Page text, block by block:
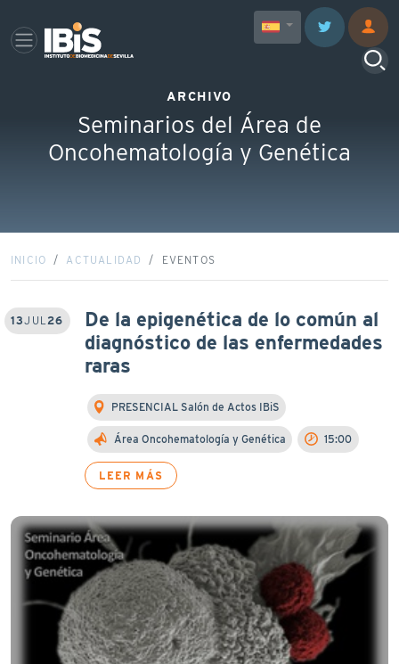
ARCHIVO
Seminarios del Área de
Oncohematología y Genética
INICIO ACTUALIDAD EVENTOS
13JUL26
De la epigenética de lo común al
diagnóstico de las enfermedades
raras
PRESENCIAL Salón de Actos IBiS
Área Oncohematología y Genética 15:00
LEER MÁS